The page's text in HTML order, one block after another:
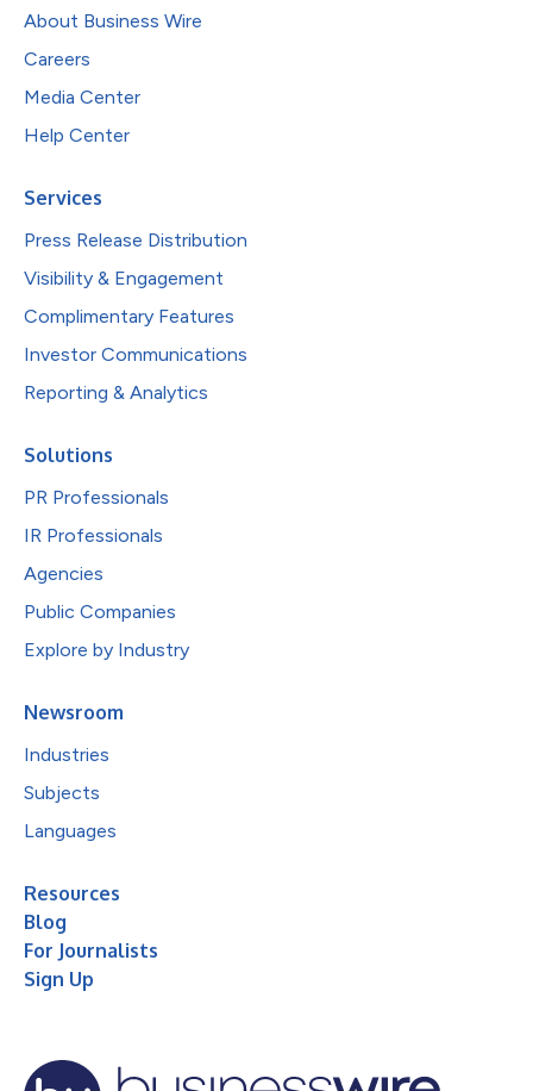
About Business Wire
Careers
Media Center
Help Center
Services
Press Release Distribution
Visibility & Engagement
Complimentary Features
Investor Communications
Reporting & Analytics
Solutions
PR Professionals
IR Professionals
Agencies
Public Companies
Explore by Industry
Newsroom
Industries
Subjects
Languages
Resources
Blog
For Journalists
Sign Up